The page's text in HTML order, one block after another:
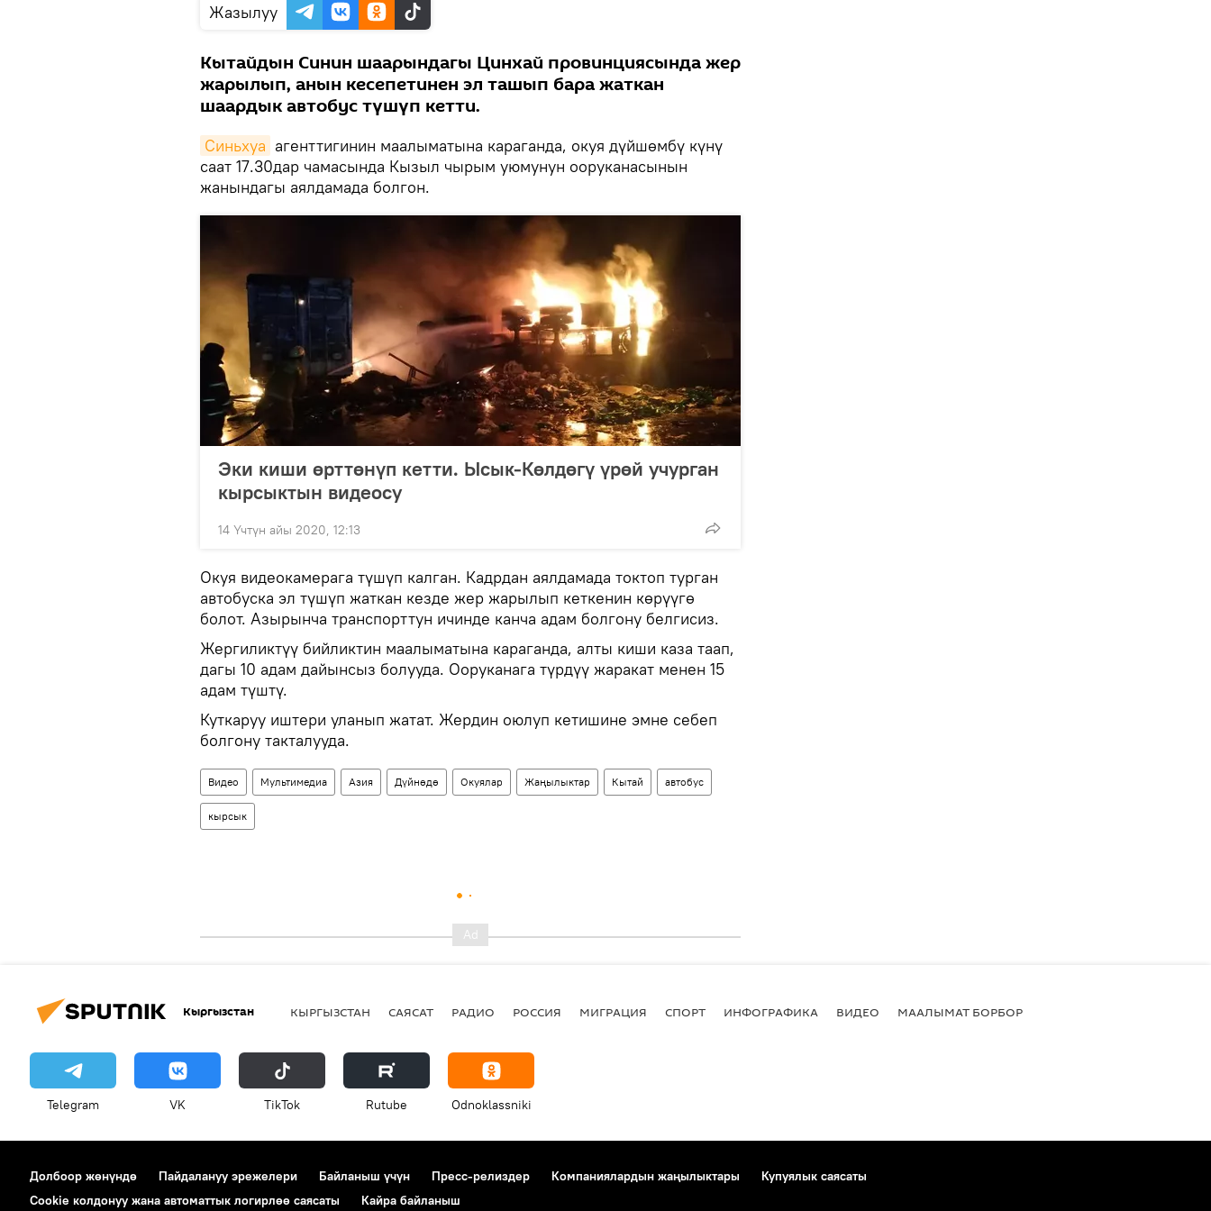
Жазылуу
Кытайдын Синин шаарындагы Цинхай провинциясында жер
жарылып, анын кесепетинен эл ташып бара жаткан
шаардык автобус түшүп кетти.
Синьхуа агенттигинин маалыматына караганда, окуя дүйшөмбү күнү
саат 17.30дар чамасында Кызыл чырым уюмунун ооруканасынын
жанындагы аялдамада болгон.
Эки киши өрттөнүп кетти. Ысык-Көлдөгү үрөй учурган
кырсыктын видеосу
14 Үчтүн айы 2020, 12:13
Окуя видеокамерага түшүп калган. Кадрдан аялдамада токтоп турган
автобуска эл түшүп жаткан кезде жер жарылып кеткенин көрүүгө
болот. Азырынча транспорттун ичинде канча адам болгону белгисиз.
Жергиликтүү бийликтин маалыматына караганда, алты киши каза таап,
дагы 10 адам дайынсыз болууда. Ооруканага түрдүү жаракат менен 15
адам түштү.
Куткаруу иштери уланып жатат. Жердин оюлуп кетишине эмне себеп
болгону такталууда.
Видео Мультимедиа Азия Дүйнөдө Окуялар Жаңылыктар Кытай автобус
кырсык
Кыргызстан КЫРГЫЗСТАН САЯСАТ РАДИО РОССИЯ МИГРАЦИЯ СПОРТ ИНФОГРАФИКА ВИДЕО МААЛЫМАТ БОРБОР
Telegram VK ТikТоk Rutube Odnoklassniki
Долбоор жөнүндө Пайдалануу эрежелери Байланыш үчүн Пресс-релиздер Компаниялардын жаңылыктары
Купуялык саясаты
Cookie колдонуу жана автоматтык логирлөө саясаты
Кайра байланыш